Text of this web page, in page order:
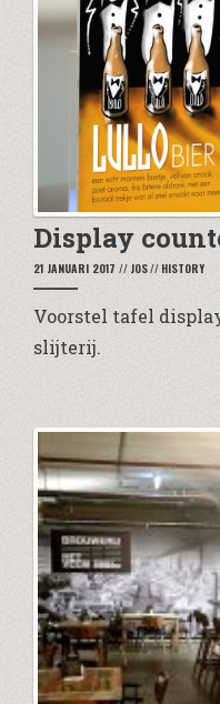
Display
21 JANUARI 2017 // JOS// HISTORY
Voorstel tafel
slijterij.